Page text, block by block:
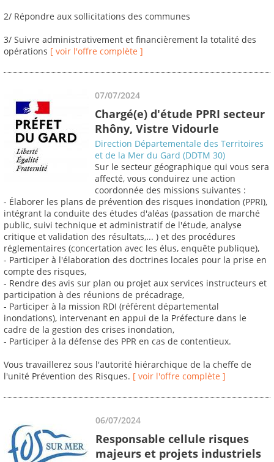
2/ Répondre aux sollicitations des communes
3/ Suivre administrativement et financièrement la totalité des
opérations [ voir l'offre complète ]
07/07/2024
Chargé(e) d'étude PPRI secteur
Rhôny, Vistre Vidourle
Direction Départementale des Territoires
et de la Mer du Gard (DDTM 30)
Sur le secteur géographique qui vous sera
affecté, vous conduirez une action
coordonnée des missions suivantes :
- Élaborer les plans de prévention des risques inondation (PPRI),
intégrant la conduite des études d'aléas (passation de marché
public, suivi technique et administratif de l'étude, analyse
critique et validation des résultats,... ) et des procédures
réglementaires (concertation avec les élus, enquête publique),
- Participer à l'élaboration des doctrines locales pour la prise en
compte des risques,
- Rendre des avis sur plan ou projet aux services instructeurs et
participation à des réunions de précadrage,
- Participer à la mission RDI (référent départemental
inondations), intervenant en appui de la Préfecture dans le
cadre de la gestion des crises inondation,
- Participer à la défense des PPR en cas de contentieux.
Vous travaillerez sous l'autorité hiérarchique de la cheffe de
l'unité Prévention des Risques. [ voir l'offre complète ]
06/07/2024
Responsable cellule risques
majeurs et projets industriels